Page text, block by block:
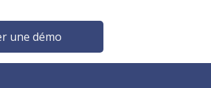
une démo